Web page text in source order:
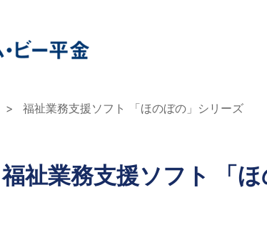
福祉業務支援ソフト 「ほのぼの」シリーズ
福祉業務支援ソフト 「